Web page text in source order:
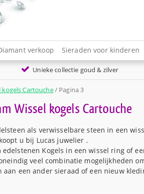
verkoop Sieraden voor kinderen
Unieke collectie goud & zilver
kogels Cartouche/ Pagina 3
Wissel kogels Cartouche
als verwisselbare steen in een
u bij Lucas juwelier .
edelstenen Kogels in een wissel ring of
veel combinatie mogelijkheden
aan een ander sieraad of een nieuw